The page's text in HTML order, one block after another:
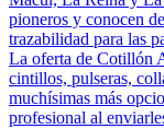
pioneros y conocen
trazabilidad para las
La oferta de Cotillón
cintillos, pulseras,
muchísimas más
profesional al